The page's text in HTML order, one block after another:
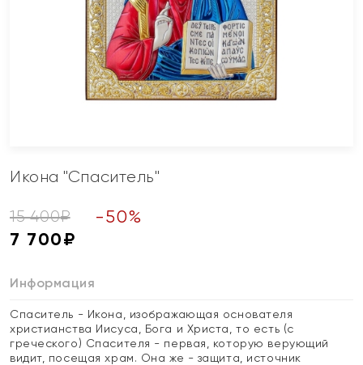
Икона "Спаситель"
15 400₽ -50%
7 700₽
Информация
Спаситель - Икона, изображающая основателя
христианства Иисуса, Бога и Христа, то есть (с
греческого) Спасителя - первая, которую верующий
видит, посещая храм. Она же - защита, источник